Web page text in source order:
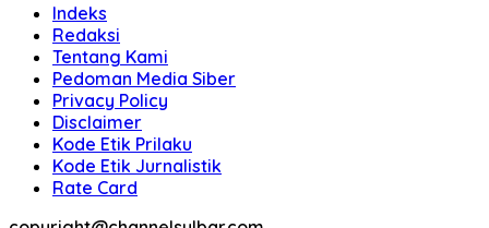
Indeks
Redaksi
Tentang Kami
Pedoman Media Siber
Privacy Policy
Disclaimer
Kode Etik Prilaku
Kode Etik Jurnalistik
Rate Card